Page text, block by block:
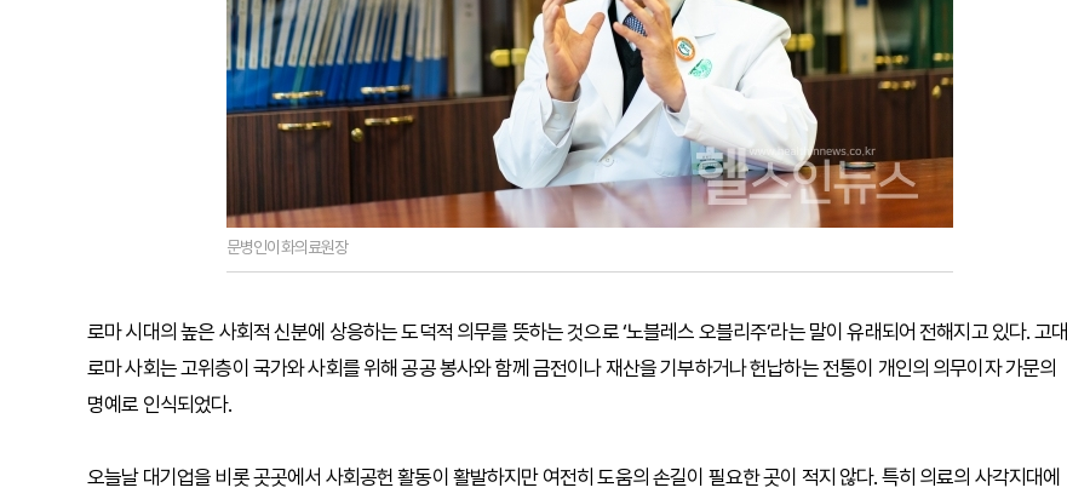
문병인이화의료원장
로마 시대의 높은 사회적 신분에 상응하는 도덕적 의무를 뜻하는 것으로 ‘노블레스 오블리주’라는 말이 유래되어 전해지고 있다. 고대
로마 사회는 고위층이 국가와 사회를 위해 공공 봉사와 함께 금전이나 재산을 기부하거나 헌납하는 전통이 개인의 의무이자 가문의
명예로 인식되었다.
오늘날 대기업을 비롯 곳곳에서 사회공헌 활동이 활발하지만 여전히 도움의 손길이 필요한 곳이 적지 않다. 특히 의료의 사각지대에